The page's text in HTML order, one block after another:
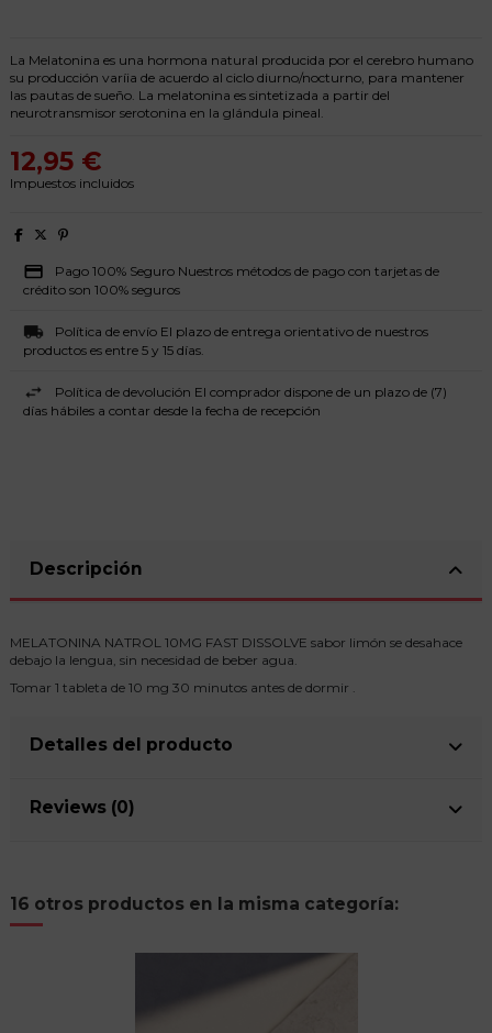
La Melatonina es una hormona natural producida por el cerebro humano
su producción varíia de acuerdo al ciclo diurno/nocturno, para mantener
las pautas de sueño. La melatonina es sintetizada a partir del
neurotransmisor serotonina en la glándula pineal.
12,95 €
Impuestos incluidos
Pago 100% Seguro Nuestros métodos de pago con tarjetas de
crédito son 100% seguros
Política de envío El plazo de entrega orientativo de nuestros
productos es entre 5 y 15 días.
Política de devolución El comprador dispone de un plazo de (7)
días hábiles a contar desde la fecha de recepción
Descripción
MELATONINA NATROL 10MG FAST DISSOLVE sabor limón se desahace
debajo la lengua, sin necesidad de beber agua.
Tomar 1 tableta de 10 mg 30 minutos antes de dormir .
Detalles del producto
Reviews (0)
16 otros productos en la misma categoría: